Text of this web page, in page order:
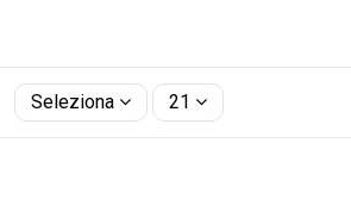
Seleziona 21